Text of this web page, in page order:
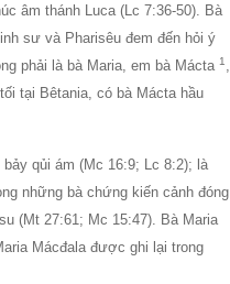
âm thánh Luca (Lc 7:36-50). Bà
sư và Pharisêu đem đến hỏi ý
phải là bà Maria, em bà Mácta 1
tại Bêtania, có bà Mácta hầu
qủi ám (Mc 16:9; Lc 8:2); là
những bà chứng kiến cảnh đóng
(Mt 27:61; Mc 15:47). Bà Maria
Mácđala được ghi lại trong